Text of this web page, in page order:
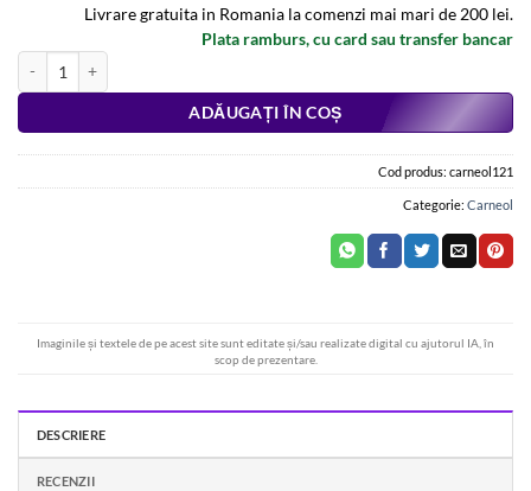
Livrare gratuita in Romania la comenzi mai mari de 200 lei.
Plata ramburs, cu card sau transfer bancar
ADĂUGAȚI ÎN COȘ
Cod produs: carneol121
Categorie: Carneol
Imaginile și textele de pe acest site sunt editate și/sau realizate digital cu ajutorul IA, în
scop de prezentare.
DESCRIERE
RECENZII